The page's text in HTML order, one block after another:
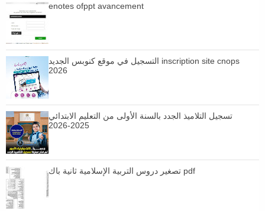
enotes ofppt avancement
التسجيل في موقع كنوبس الجديد inscription site cnops
2026
تسجيل التلاميذ الجدد بالسنة الأولى من التعليم الابتدائي
2025-2026
تصغير دروس التربية الإسلامية ثانية باك pdf